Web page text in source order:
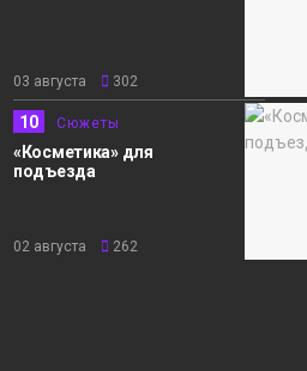
03 августа 302
10 Сюжеты
«Косметика» для
подъезда
02 августа 262